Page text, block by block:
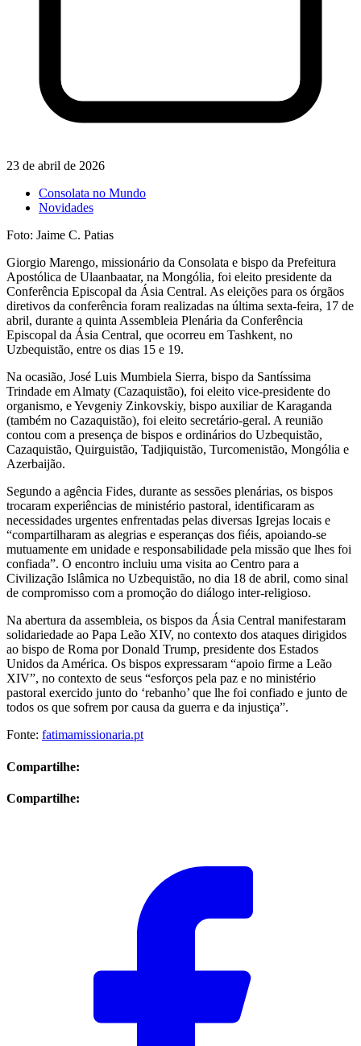
23 de abril de 2026
Consolata no Mundo
Novidades
Foto: Jaime C. Patias
Giorgio Marengo, missionário da Consolata e bispo da Prefeitura
Apostólica de Ulaanbaatar, na Mongólia, foi eleito presidente da
Conferência Episcopal da Ásia Central. As eleições para os órgãos
diretivos da conferência foram realizadas na última sexta-feira, 17 de
abril, durante a quinta Assembleia Plenária da Conferência
Episcopal da Ásia Central, que ocorreu em Tashkent, no
Uzbequistão, entre os dias 15 e 19.
Na ocasião, José Luis Mumbiela Sierra, bispo da Santíssima
Trindade em Almaty (Cazaquistão), foi eleito vice-presidente do
organismo, e Yevgeniy Zinkovskiy, bispo auxiliar de Karaganda
(também no Cazaquistão), foi eleito secretário-geral. A reunião
contou com a presença de bispos e ordinários do Uzbequistão,
Cazaquistão, Quirguistão, Tadjiquistão, Turcomenistão, Mongólia e
Azerbaijão.
Segundo a agência Fides, durante as sessões plenárias, os bispos
trocaram experiências de ministério pastoral, identificaram as
necessidades urgentes enfrentadas pelas diversas Igrejas locais e
“compartilharam as alegrias e esperanças dos fiéis, apoiando-se
mutuamente em unidade e responsabilidade pela missão que lhes foi
confiada”. O encontro incluiu uma visita ao Centro para a
Civilização Islâmica no Uzbequistão, no dia 18 de abril, como sinal
de compromisso com a promoção do diálogo inter-religioso.
Na abertura da assembleia, os bispos da Ásia Central manifestaram
solidariedade ao Papa Leão XIV, no contexto dos ataques dirigidos
ao bispo de Roma por Donald Trump, presidente dos Estados
Unidos da América. Os bispos expressaram “apoio firme a Leão
XIV”, no contexto de seus “esforços pela paz e no ministério
pastoral exercido junto do ‘rebanho’ que lhe foi confiado e junto de
todos os que sofrem por causa da guerra e da injustiça”.
Fonte: fatimamissionaria.pt
Compartilhe:
Compartilhe: